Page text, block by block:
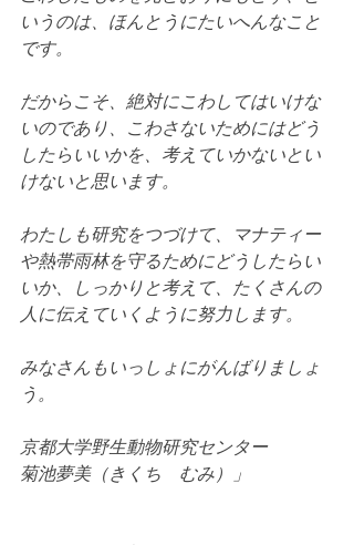
いうのは、ほんとうにたいへんなこと
です。
だからこそ、絶対にこわしてはいけな
いのであり、こわさないためにはどう
したらいいかを、考えていかないとい
けないと思います。
わたしも研究をつづけて、マナティー
や熱帯雨林を守るためにどうしたらい
いか、しっかりと考えて、たくさんの
人に伝えていくように努力します。
みなさんもいっしょにがんばりましょ
う。
京都大学野生動物研究センター
菊池夢美（きくち　むみ）」